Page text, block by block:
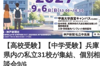
【高校受験】【中学受験】兵庫
県内の私立31校が集結、個別相
談会9/6